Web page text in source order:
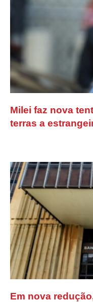
Milei faz nova
terras a
Em nova